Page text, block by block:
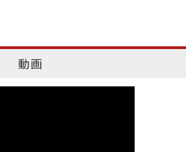
動画